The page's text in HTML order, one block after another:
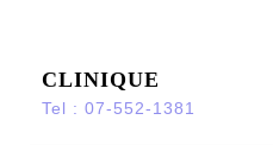
CLINIQUE
Tel : 07-552-1381